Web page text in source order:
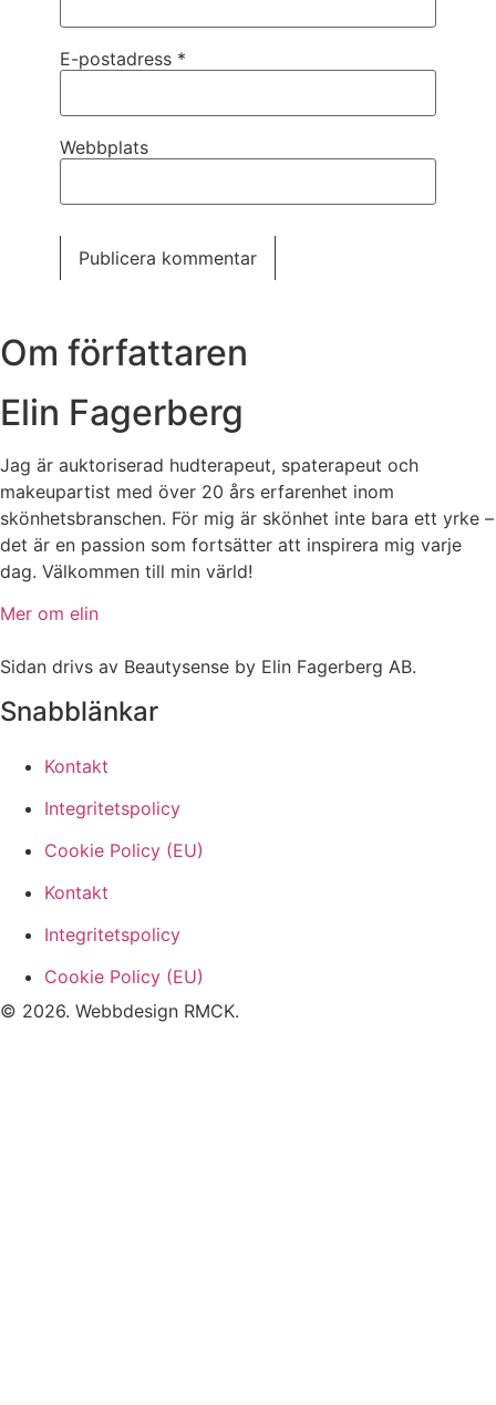
E-postadress *
Webbplats
Om författaren
Elin Fagerberg
Jag är auktoriserad hudterapeut, spaterapeut och
makeupartist med över 20 års erfarenhet inom
skönhetsbranschen. För mig är skönhet inte bara ett yrke –
det är en passion som fortsätter att inspirera mig varje
dag. Välkommen till min värld!
Mer om elin
Sidan drivs av Beautysense by Elin Fagerberg AB.
Snabblänkar
Kontakt
Integritetspolicy
Cookie Policy (EU)
Kontakt
Integritetspolicy
Cookie Policy (EU)
© 2026. Webbdesign RMCK.